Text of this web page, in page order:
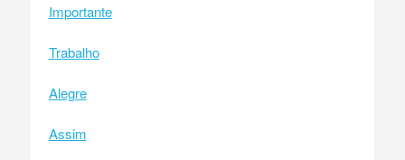
Importante
Trabalho
Alegre
Assim